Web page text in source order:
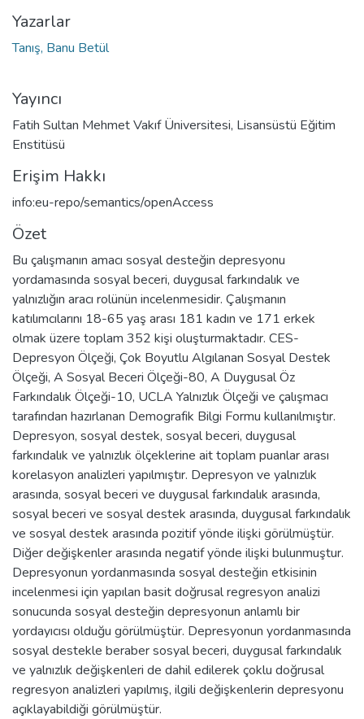
Yazarlar
Tanış, Banu Betül
Yayıncı
Fatih Sultan Mehmet Vakıf Üniversitesi, Lisansüstü Eğitim
Enstitüsü
Erişim Hakkı
info:eu-repo/semantics/openAccess
Özet
Bu çalışmanın amacı sosyal desteğin depresyonu
yordamasında sosyal beceri, duygusal farkındalık ve
yalnızlığın aracı rolünün incelenmesidir. Çalışmanın
katılımcılarını 18-65 yaş arası 181 kadın ve 171 erkek
olmak üzere toplam 352 kişi oluşturmaktadır. CES-
Depresyon Ölçeği, Çok Boyutlu Algılanan Sosyal Destek
Ölçeği, A Sosyal Beceri Ölçeği-80, A Duygusal Öz
Farkındalık Ölçeği-10, UCLA Yalnızlık Ölçeği ve çalışmacı
tarafından hazırlanan Demografik Bilgi Formu kullanılmıştır.
Depresyon, sosyal destek, sosyal beceri, duygusal
farkındalık ve yalnızlık ölçeklerine ait toplam puanlar arası
korelasyon analizleri yapılmıştır. Depresyon ve yalnızlık
arasında, sosyal beceri ve duygusal farkındalık arasında,
sosyal beceri ve sosyal destek arasında, duygusal farkındalık
ve sosyal destek arasında pozitif yönde ilişki görülmüştür.
Diğer değişkenler arasında negatif yönde ilişki bulunmuştur.
Depresyonun yordanmasında sosyal desteğin etkisinin
incelenmesi için yapılan basit doğrusal regresyon analizi
sonucunda sosyal desteğin depresyonun anlamlı bir
yordayıcısı olduğu görülmüştür. Depresyonun yordanmasında
sosyal destekle beraber sosyal beceri, duygusal farkındalık
ve yalnızlık değişkenleri de dahil edilerek çoklu doğrusal
regresyon analizleri yapılmış, ilgili değişkenlerin depresyonu
açıklayabildiği görülmüştür.